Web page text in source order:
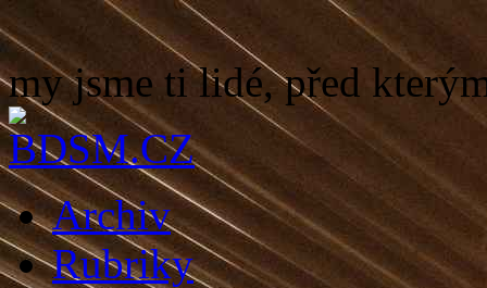
my jsme ti lidé, před
Archiv
Rubriky